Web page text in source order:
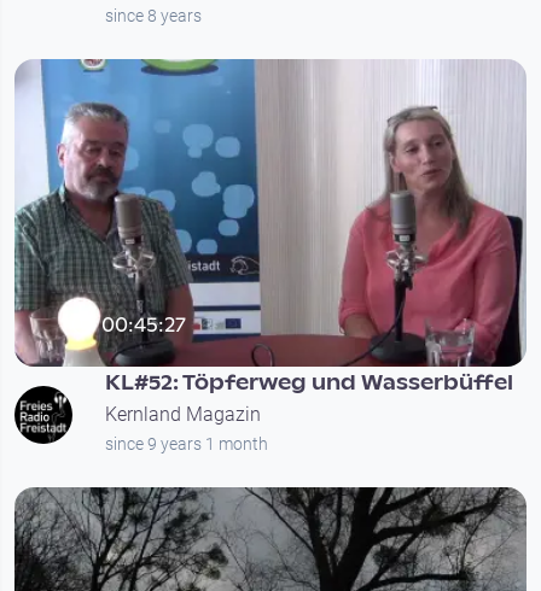
since 8 years
00:45:27
KL#52: Töpferweg und Wasserbüffel
Kernland Magazin
since 9 years 1 month